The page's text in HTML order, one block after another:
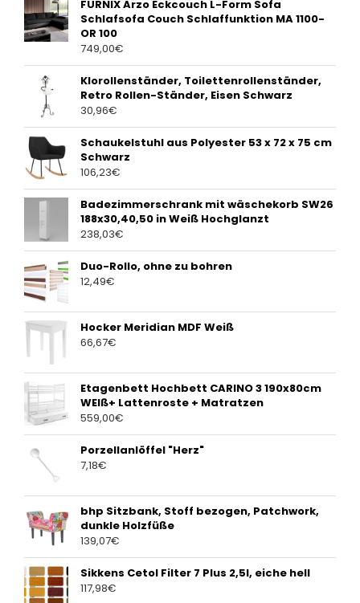
FURNIX Arzo Eckcouch L-Form Sofa
Schlafsofa Couch Schlaffunktion MA 1100-
OR 100
749,00€
Klorollenständer, Toilettenrollenständer,
Retro Rollen-Ständer, Eisen Schwarz
30,96€
Schaukelstuhl aus Polyester 53 x 72 x 75 cm
Schwarz
106,23€
Badezimmerschrank mit wäschekorb SW26
188x30,40,50 in Weiß Hochglanzt
238,03€
Duo-Rollo, ohne zu bohren
12,49€
Hocker Meridian MDF Weiß
66,67€
Etagenbett Hochbett CARINO 3 190x80cm
WEIß+ Lattenroste + Matratzen
559,00€
Porzellanlöffel "Herz"
7,18€
bhp Sitzbank, Stoff bezogen, Patchwork,
dunkle Holzfüße
139,07€
Sikkens Cetol Filter 7 Plus 2,5l, eiche hell
117,98€